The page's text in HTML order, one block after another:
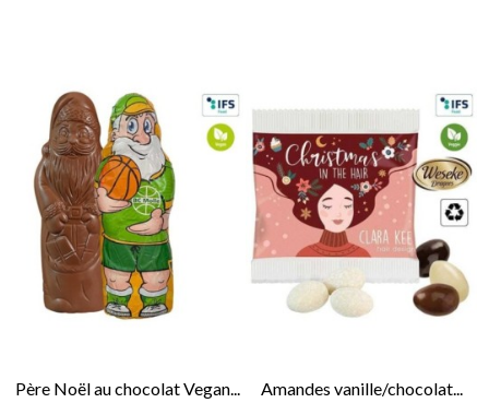
Père Noël au chocolat Vegan... Amandes vanille/chocolat...